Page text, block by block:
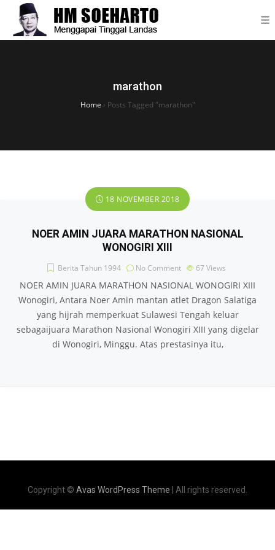
marathon
Home › Posts Tagged "marathon"
18 NOVEMBER 2018
NOER AMIN JUARA MARATHON NASIONAL
WONOGIRI XIII
Berita Tahun 1994 No Comment 67 Views
NOER AMIN JUARA MARATHON NASIONAL WONOGIRI XIII
Wonogiri, Antara Noer Amin mantan atlet Dragon Salatiga
yang hijrah memperkuat Sulawesi Tengah keluar
sebagaijuara Marathon Nasional Wonogiri XIII yang digelar
di Wonogiri, Minggu. Atas prestasinya itu,
Copyright © Avas WordPress Theme | All rights reserved.